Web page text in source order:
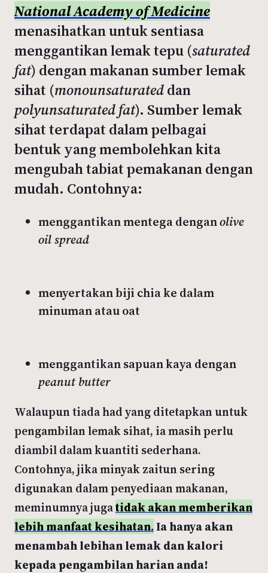
National Academy of Medicine
menasihatkan untuk sentiasa
menggantikan lemak tepu (saturated
fat) dengan makanan sumber lemak
sihat (monounsaturateddan
polyunsaturated fat). Sumber lemak
sihat terdapat dalam pelbagai
bentuk yang membolehkan kita
mengubah tabiat pemakanan dengan
mudah. Contohnya:
menggantikan mentega denganolive
oil spread
menyertakan biji chia ke dalam
minuman atau oat
menggantikan sapuan kaya dengan
peanut butter
Walaupun tiada had yang ditetapkan untuk
pengambilan lemak sihat, ia masih perlu
diambil dalam kuantiti sederhana.
Contohnya, jika minyak zaitun sering
digunakan dalam penyediaan makanan,
meminumnya jugatidak akan memberikan
lebih manfaat kesihatan.Ia hanya akan
menambah lebihan lemak dan kalori
kepada pengambilan harian anda!